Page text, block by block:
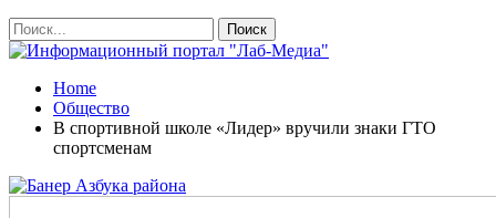
Home
Общество
В спортивной школе «Лидер» вручили знаки ГТО
спортсменам